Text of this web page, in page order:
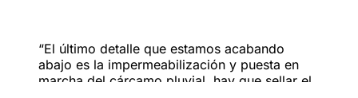
“El último detalle que estamos acabando
abajo es la impermeabilización y puesta en
marcha del cárcamo pluvial, hay que sellar el